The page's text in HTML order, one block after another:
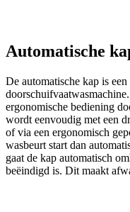
Automatische
De automatische kap is
ergonomische bediening
wordt eenvoudig met een
of via een ergonomisch
wasbeurt start dan
gaat de kap automatisch
beëindigd is. Dit maakt